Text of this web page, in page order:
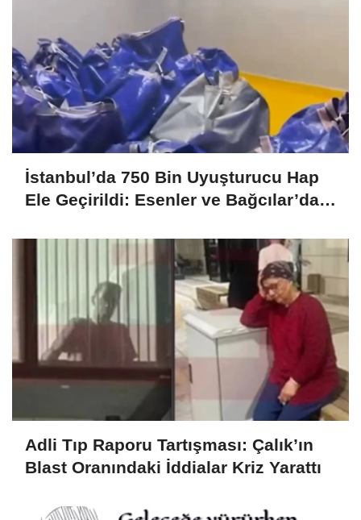
İstanbul’da 750 Bin Uyuşturucu Hap
Ele Geçirildi: Esenler ve Bağcılar’da
Adli Tıp Raporu Tartışması: Çalık’ın
Blast Oranındaki İddialar Kriz Yarattı